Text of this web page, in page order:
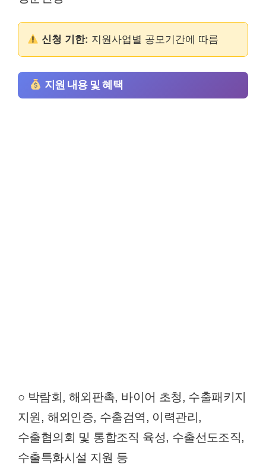
신청 기한: 지원사업별 공모기간에 따름
지원 내용 및 혜택
○ 박람회, 해외판촉, 바이어 초청, 수출패키지
지원, 해외인증, 수출검역, 이력관리,
수출협의회 및 통합조직 육성, 수출선도조직,
수출특화시설 지원 등